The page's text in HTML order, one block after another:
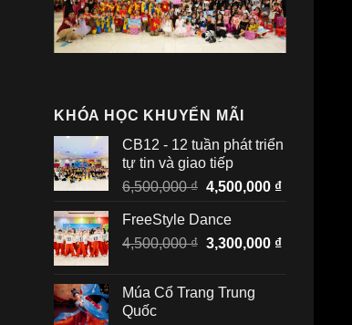
KHÓA HỌC KHUYẾN MÃI
CB12 - 12 tuần phát triển
tự tin và giao tiếp
6,500,000₫ Giá
là:
6,500,000 ₫.
4,500,000 ₫Giá
là:
FreeStyle Dance
4,500,000₫ Giá
4,500,000 ₫.
3,300,000 ₫Giá
Múa Cổ Trang Trung
Quốc